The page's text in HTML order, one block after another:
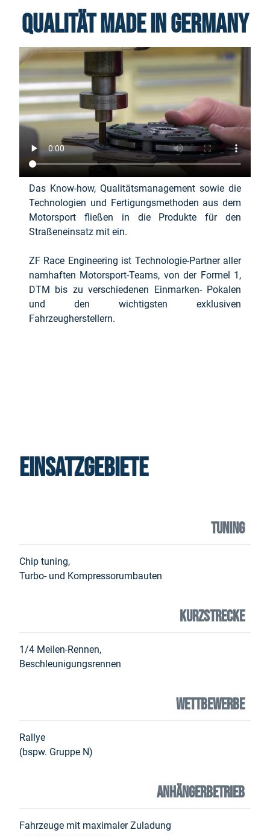
Qualität Made in Germany
Das Know-how, Qualitätsmanagement sowie die
Technologien und Fertigungsmethoden aus dem
Motorsport fließen in die Produkte für den
Straßeneinsatz mit ein.
ZF Race Engineering ist Technologie-Partner aller
namhaften Motorsport-Teams, von der Formel 1,
DTM bis zu verschiedenen Einmarken- Pokalen
und den wichtigsten exklusiven
Fahrzeugherstellern.
Einsatzgebiete
TUNING
Chip tuning,
Turbo- und Kompressorumbauten
KURZSTRECKE
1/4 Meilen-Rennen,
Beschleunigungsrennen
WETTBEWERBE
Rallye
(bspw. Gruppe N)
ANHÄNGERBETRIEB
Fahrzeuge mit maximaler Zuladung